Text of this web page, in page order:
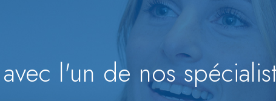
avec l'un de nos